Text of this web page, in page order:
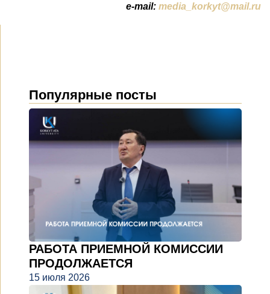
e-mail: media_korkyt@mail.ru
Популярные посты
РАБОТА ПРИЕМНОЙ КОМИССИИ
ПРОДОЛЖАЕТСЯ
15 июля 2026